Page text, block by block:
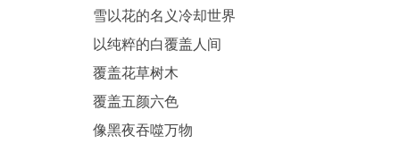
雪以花的名义冷却世界
以纯粹的白覆盖人间
覆盖花草树木
覆盖五颜六色
像黑夜吞噬万物